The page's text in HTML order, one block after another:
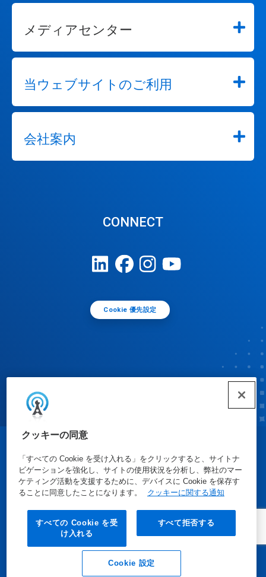
クッキーの同意
「すべての Cookie を受け入れる」をクリックすると、サイトナ
ビゲーションを強化し、サイトの使用状況を分析し、弊社のマー
ケティング活動を支援するために、デバイスに Cookie を保存す
ることに同意したことになります。
クッキーに関する通知
すべての Cookie を受
け入れる
すべて拒否する
Cookie 設定
メディアセンター
当ウェブサイトのご利用
会社案内
CONNECT
Cookie 優先設定
Eメール
© Ecolab Inc. 2025
安全データシート|プライバシーポリシー|利用規約